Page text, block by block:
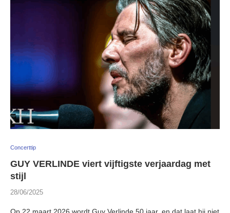
Concerttip
GUY VERLINDE viert vijftigste verjaardag met
stijl
28/06/2025